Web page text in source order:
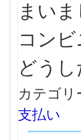
まいま
コン
どう
カテゴリ
支払い